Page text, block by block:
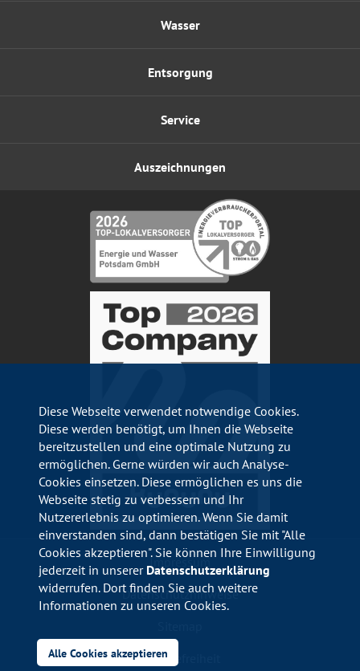
Wasser
Entsorgung
Service
Auszeichnungen
Impressum
Datenschutzhinweise
Barrierefreiheit
Diese Webseite verwendet notwendige Cookies.
Diese werden benötigt, um Ihnen die Webseite
bereitzustellen und eine optimale Nutzung zu
ermöglichen. Gerne würden wir auch Analyse-
Cookies einsetzen. Diese ermöglichen es uns die
Webseite stetig zu verbessern und Ihr
Nutzererlebnis zu optimieren. Wenn Sie damit
einverstanden sind, dann bestätigen Sie mit "Alle
Cookies akzeptieren". Sie können Ihre Einwilligung
jederzeit in unserer Datenschutzerklärung
widerrufen. Dort finden Sie auch weitere
Informationen zu unseren Cookies.
Alle Cookies akzeptieren